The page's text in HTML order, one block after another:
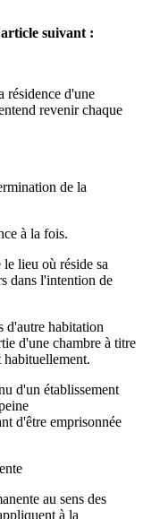
suivant :
résidence d'une
revenir chaque
de la
à la fois.
lieu où réside sa
dans l'intention de
d'autre habitation
d'une chambre à titre
d'un établissement
d'être emprisonnée
au sens des
à la